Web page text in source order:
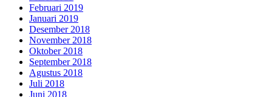
Februari 2019
Januari 2019
Desember 2018
November 2018
Oktober 2018
September 2018
Agustus 2018
Juli 2018
Juni 2018